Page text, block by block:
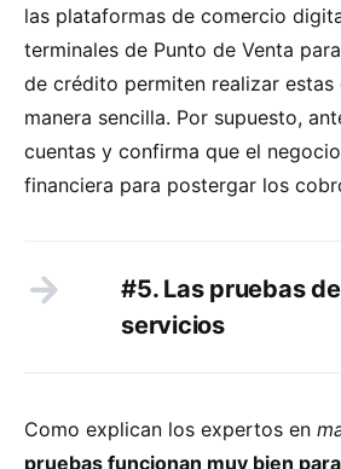
las plataformas de comercio
terminales de Punto de Venta
de crédito permiten realizar estas
manera sencilla. Por supuesto,
cuentas y confirma que el
financiera para postergar los
#5. Las pruebas
servicios
Como explican los expertos en
pruebas funcionan muy bien